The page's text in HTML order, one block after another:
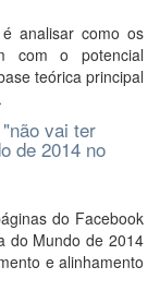
analisar como os
com o potencial
teórica principal
vai ter
de 2014 no
do Facebook
do Mundo de 2014
e alinhamento